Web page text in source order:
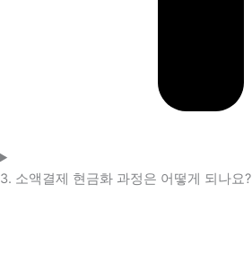
3. 소액결제 현금화 과정은 어떻게 되나요?